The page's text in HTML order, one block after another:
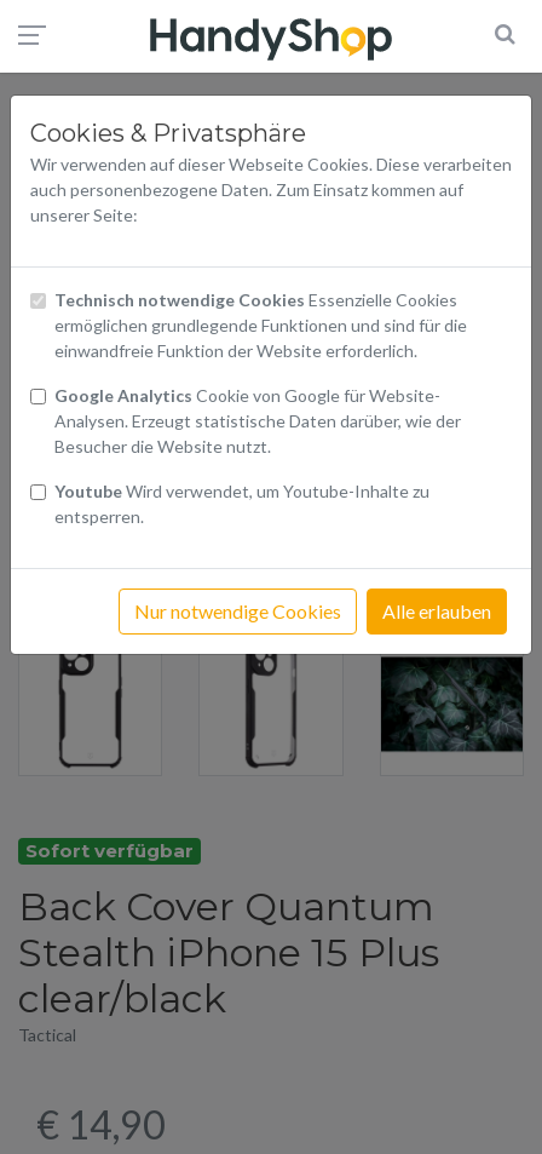
Cookies & Privatsphäre
Wir verwenden auf dieser Webseite Cookies. Diese verarbeiten
auch personenbezogene Daten. Zum Einsatz kommen auf
unserer Seite:
Technisch notwendige Cookies Essenzielle Cookies
ermöglichen grundlegende Funktionen und sind für die
einwandfreie Funktion der Website erforderlich.
Google Analytics Cookie von Google für Website-
Analysen. Erzeugt statistische Daten darüber, wie der
Besucher die Website nutzt.
YoutubeWird verwendet, um Youtube-Inhalte zu
entsperren.
Nur notwendige Cookies Alle erlauben
Sofort verfügbar
Back Cover Quantum
Stealth iPhone 15 Plus
clear/black
Tactical
€ 14,90